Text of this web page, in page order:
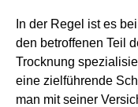
In der Regel ist es
den betroffenen Teil
Trocknung
eine zielführende
man mit seiner